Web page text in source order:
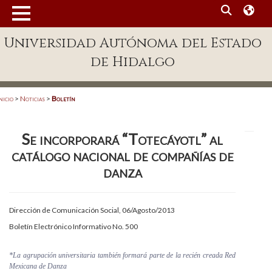
Enlaces
Patronato
Acreditación Internacional
Aspirantes
Universidad Autónoma del Estado
de Hidalgo
> Noticias > Boletín
Se incorporará “Totecáyotl” al
catálogo nacional de compañías de
danza
Dirección de Comunicación Social, 06/Agosto/2013
Boletín Electrónico Informativo No. 500
*La agrupación universitaria también formará parte de la recién creada Red
Mexicana de Danza